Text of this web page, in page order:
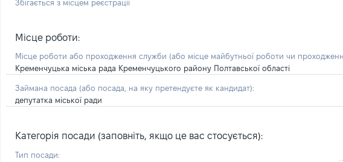
Збігається з місцем реєстрації
Місце роботи:
Місце роботи або проходження служби (або місце майбутньої роботи чи
Кременчуцька міська рада Кременчуцького району Полтавської області
Займана посада (або посада, на яку претендуєте як кандидат):
депутатка міської ради
Категорія посади (заповніть, якщо це вас стосується):
Тип посади: